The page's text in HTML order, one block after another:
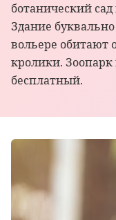
ботанический
Здание
вольере обитают
кролики.
бесплатный.